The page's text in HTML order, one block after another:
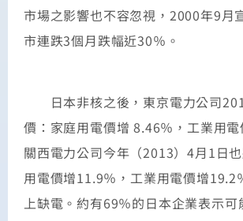
市場之影響也不容忽視，2000年9月
市連跌3個月跌幅近30％。
日本非核之後，東京電力公司
價：家庭用電價增 8.46％，工業用電
關西電力公司今年（2013）4月1日
用電價增11.9％，工業用電價增19.2
上缺電。約有69％的日本企業表示可